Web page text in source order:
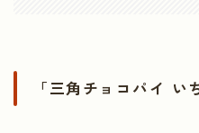
「三角チョコパイ い